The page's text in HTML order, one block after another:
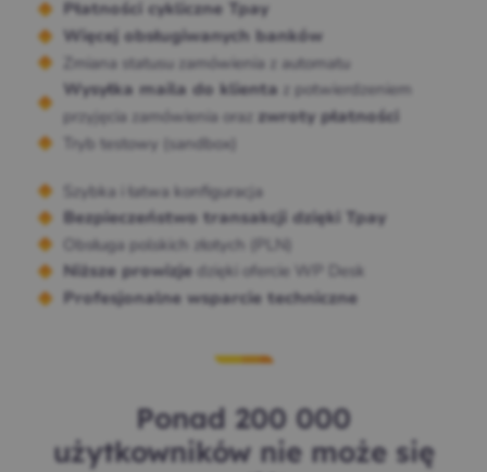
Płatności cykliczne Tpay
Więcej obsługiwanych banków
Zmiana statusu zamówienia z automatu
Wysyłka maila do klienta
z potwierdzeniem
przyjęcia zamówienia oraz
zwroty płatności
Tryb testowy (sandbox)
Szybka i łatwa konfiguracja
Bezpieczeństwo transakcji dzięki Tpay
Obsługa polskich złotych (PLN)
Niższe prowizje dzięki ofercie WP Desk
Profesjonalne wsparcie techniczne
Ponad 200 000
użytkowników nie może się